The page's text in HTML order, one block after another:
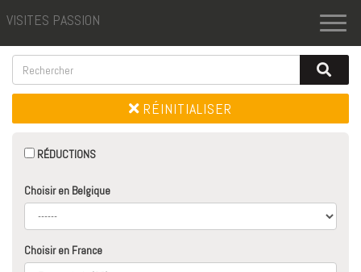
VISITES PASSION
RÉINITIALISER
RÉDUCTIONS
Choisir en Belgique
Choisir en France